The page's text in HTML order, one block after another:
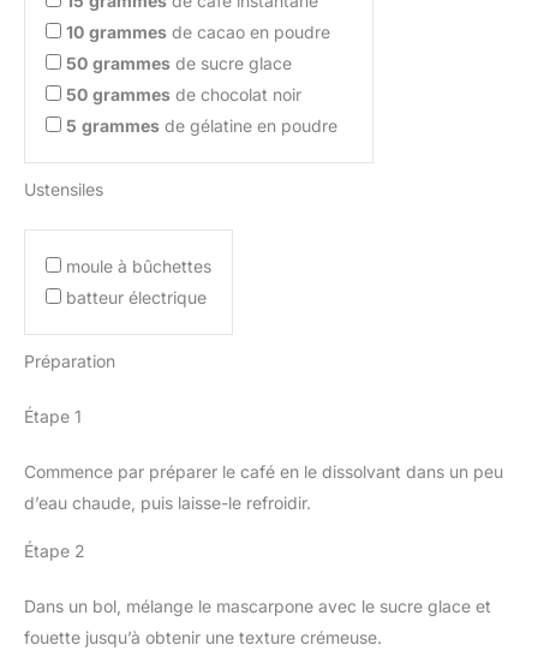
10 grammes de cacao en poudre
50 grammes de sucre glace
50 grammes de chocolat noir
5 grammes de gélatine en poudre
Ustensiles
moule à bûchettes
batteur électrique
Préparation
Étape 1
Commence par préparer le café en le dissolvant dans un peu
d’eau chaude, puis laisse-le refroidir.
Étape 2
Dans un bol, mélange le mascarpone avec le sucre glace et
fouette jusqu’à obtenir une texture crémeuse.